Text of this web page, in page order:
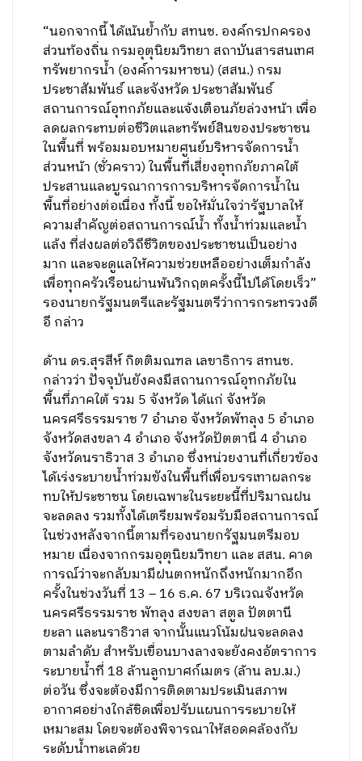
“นอกจากนี้ ได้เน้นย้ำกับ สทนช. องค์กรปกครอง
ส่วนท้องถิ่น กรมอุตุนิยมวิทยา สถาบันสารสนเทศ
ทรัพยากรน้ำ (องค์การมหาชน) (สสน.) กรม
ประชาสัมพันธ์ และจังหวัด ประชาสัมพันธ์
สถานการณ์อุทกภัยและแจ้งเตือนภัยล่วงหน้า เพื่อ
ลดผลกระทบต่อชีวิตและทรัพย์สินของประชาชน
ในพื้นที่ พร้อมมอบหมายศูนย์บริหารจัดการน้ำ
ส่วนหน้า (ชั่วคราว) ในพื้นที่เสี่ยงอุทกภัยภาคใต้
ประสานและบูรณาการการบริหารจัดการน้ำใน
พื้นที่อย่างต่อเนื่อง ทั้งนี้ ขอให้มั่นใจว่ารัฐบาลให้
ความสำคัญต่อสถานการณ์น้ำ ทั้งน้ำท่วมและน้ำ
แล้ง ที่ส่งผลต่อวิถีชีวิตของประชาชนเป็นอย่าง
มาก และจะดูแลให้ความช่วยเหลืออย่างเต็มกำลัง
เพื่อทุกครัวเรือนผ่านพ้นวิกฤตครั้งนี้ไปได้โดยเร็ว”
รองนายกรัฐมนตรีและรัฐมนตรีว่าการกระทรวงดี
อี กล่าว
ด้าน ดร.สุรสีห์ กิตติมณฑล เลขาธิการ สทนช.
กล่าวว่า ปัจจุบันยังคงมีสถานการณ์อุทกภัยใน
พื้นที่ภาคใต้ รวม 5 จังหวัด ได้แก่ จังหวัด
นครศรีธรรมราช 7 อำเภอ จังหวัดพัทลุง 5 อำเภอ
จังหวัดสงขลา 4 อำเภอ จังหวัดปัตตานี 4 อำเภอ
จังหวัดนราธิวาส 3 อำเภอ ซึ่งหน่วยงานที่เกี่ยวข้อง
ได้เร่งระบายน้ำท่วมขังในพื้นที่เพื่อบรรเทาผลกระ
ทบให้ประชาชน โดยเฉพาะในระยะนี้ที่ปริมาณฝน
จะลดลง รวมทั้งได้เตรียมพร้อมรับมือสถานการณ์
ในช่วงหลังจากนี้ตามที่รองนายกรัฐมนตรีมอบ
หมาย เนื่องจากกรมอุตุนิยมวิทยา และ สสน. คาด
การณ์ว่าจะกลับมามีฝนตกหนักถึงหนักมากอีก
ครั้งในช่วงวันที่ 13 – 16 ธ.ค. 67 บริเวณจังหวัด
นครศรีธรรมราช พัทลุง สงขลา สตูล ปัตตานี
ยะลา และนราธิวาส จากนั้นแนวโน้มฝนจะลดลง
ตามลำดับ สำหรับเขื่อนบางลางจะยังคงอัตราการ
ระบายน้ำที่ 18 ล้านลูกบาศก์เมตร (ล้าน ลบ.ม.)
ต่อวัน ซึ่งจะต้องมีการติดตามประเมินสภาพ
อากาศอย่างใกล้ชิดเพื่อปรับแผนการระบายให้
เหมาะสม โดยจะต้องพิจารณาให้สอดคล้องกับ
ระดับน้ำทะเลด้วย